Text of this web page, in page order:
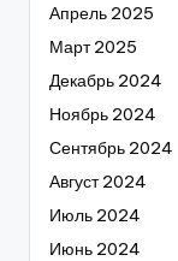
Апрель 2025
Март 2025
Декабрь 2024
Ноябрь 2024
Сентябрь 2024
Август 2024
Июль 2024
Июнь 2024